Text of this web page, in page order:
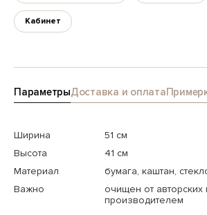
Кабинет
ПараметрыДоставка и оплата
Ширина
51 см
Высота
41 см
Материал
бумага, каштан,
Важно
очищен от авторских
производителем